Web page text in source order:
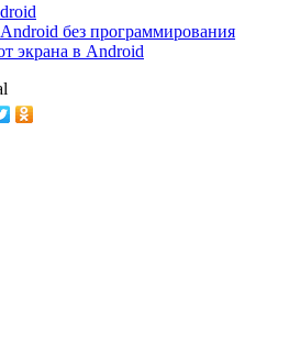
без программирования
экрана в Android